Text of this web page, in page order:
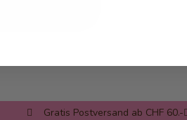
Gratis Postversand ab CHF 60.-